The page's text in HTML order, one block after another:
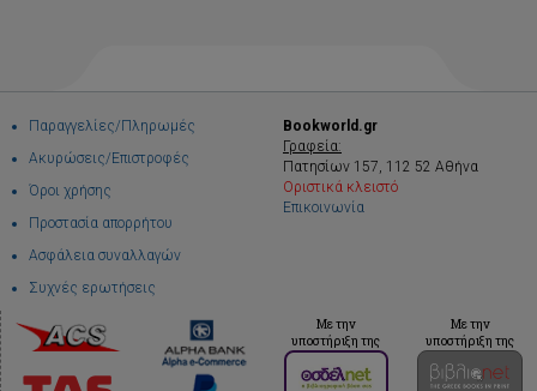
Παραγγελίες/Πληρωμές
Ακυρώσεις/Επιστροφές
Όροι χρήσης
Προστασία απορρήτου
Ασφάλεια συναλλαγών
Συχνές ερωτήσεις
Bookworld.gr
Γραφεία:
Πατησίων 157, 112 52 Αθήνα
Οριστικά κλειστό
Επικοινωνία
Με την
υποστήριξη της
Με την
υποστήριξη της